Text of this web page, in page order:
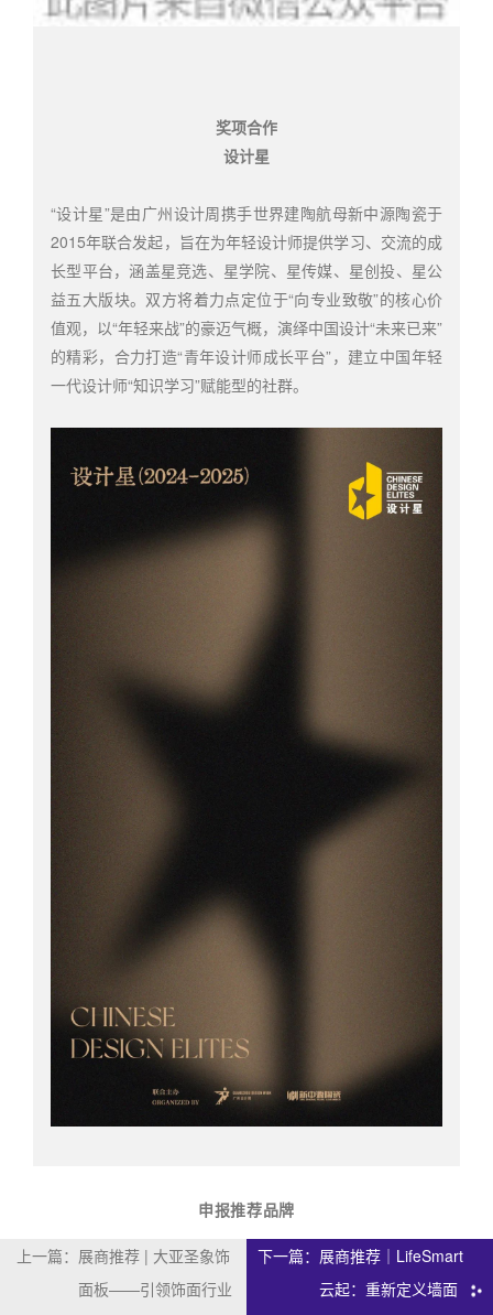
奖项合作
设计星
“设计星”是由广州设计周携手世界建陶航母新中源陶瓷于
2015年联合发起，旨在为年轻设计师提供学习、交流的成
长型平台，涵盖星竞选、星学院、星传媒、星创投、星公
益五大版块。双方将着力点定位于“向专业致敬”的核心价
值观，以“年轻来战”的豪迈气概，演绎中国设计“未来已来”
的精彩，合力打造“青年设计师成长平台”，建立中国年轻
一代设计师“知识学习”赋能型的社群。
申报推荐品牌
上一篇： 展商推荐 | 大亚圣象饰
面板——引领饰面行业
下一篇： 展商推荐｜LifeSmart
云起：重新定义墙面